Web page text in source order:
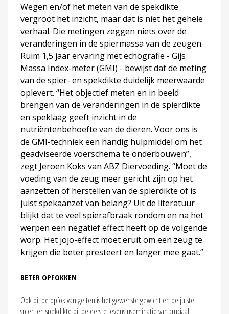
Wegen en/of het meten van de spekdikte
vergroot het inzicht, maar dat is niet het gehele
verhaal. Die metingen zeggen niets over de
veranderingen in de spiermassa van de zeugen.
Ruim 1,5 jaar ervaring met echografie - Gijs
Massa Index-meter (GMI) - bewijst dat de meting
van de spier- en spekdikte duidelijk meerwaarde
oplevert. “Het objectief meten en in beeld
brengen van de veranderingen in de spierdikte
en speklaag geeft inzicht in de
nutriëntenbehoefte van de dieren. Voor ons is
de GMI-techniek een handig hulpmiddel om het
geadviseerde voerschema te onderbouwen”,
zegt Jeroen Koks van ABZ Diervoeding. “Moet de
voeding van de zeug meer gericht zijn op het
aanzetten of herstellen van de spierdikte of is
juist spekaanzet van belang? Uit de literatuur
blijkt dat te veel spierafbraak rondom en na het
werpen een negatief effect heeft op de volgende
worp. Het jojo-effect moet eruit om een zeug te
krijgen die beter presteert en langer mee gaat.”
BETER OPFOKKEN
Ook bij de opfok van gelten is het gewenste gewicht en de juiste
spier- en spekdikte bij de eerste levensinseminatie van cruciaal